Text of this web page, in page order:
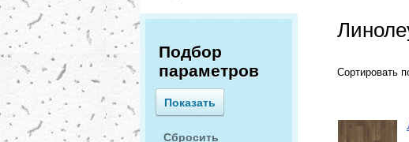
Подбор
параметров
Сортировать